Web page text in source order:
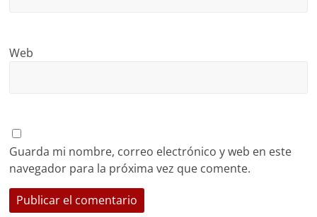
Web
Guarda mi nombre, correo electrónico y web en este
navegador para la próxima vez que comente.